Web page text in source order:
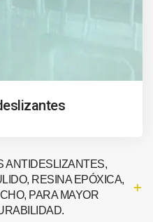
ANTIDESLIZANTES,
RESINA EPÓXICA,
PARA MAYOR